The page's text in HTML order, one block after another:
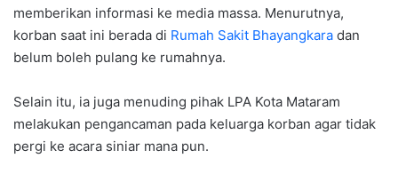
memberikan informasi ke media massa. Menurutnya,
korban saat ini berada di Rumah Sakit Bhayangkara dan
belum boleh pulang ke rumahnya.
Selain itu, ia juga menuding pihak LPA Kota Mataram
melakukan pengancaman pada keluarga korban agar tidak
pergi ke acara siniar mana pun.